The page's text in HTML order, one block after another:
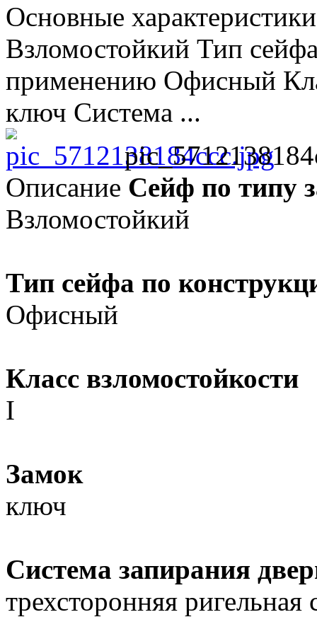
Основные
Взломостойкий Тип
применению Офисный
ключ Система ...
Описание Сейф по типу
Взломостойкий
Тип сейфа по
Офисный
Класс взломостойкости
I
Замок
ключ
Система запирания
трехсторонняя ригельная